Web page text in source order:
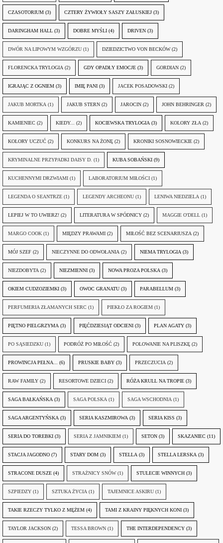
CZASOTORIUM (3) CZTERY ŻYWIOŁY SASZY ZAŁUSKIEJ (3)
DARINGHAM HALL (3) DOBRE MYŚLI (4) DRIVEN (3)
DWÓR NA LIPOWYM WZGÓRZU (1) DZIEDZICTWO VON BECKÓW (2)
FLORENCKA TRYLOGIA (2) GDY OPADŁY EMOCJE (3) GORDIAN (2)
IGRAJĄC Z OGNIEM (3) IMIĘ PANI (3) JACEK POSADOWSKI (2)
JAKUB MORTKA (1) JAKUB STERN (2) JAROCIN (2) JOHN BEHRINGER (2)
KAMIENIEC (2) KIEDY... (2) KOCIEWSKA TRYLOGIA (3) KOLORY ZŁA (2)
KOLORY UCZUĆ (2) KONKURS NA ŻONĘ (2) KRONIKI SOSNOWIECKIE (2)
KRYMINALNE PRZYPADKI DAISY D. (1) KUBA SOBAŃSKI (9)
KUCHENNYMI DRZWIAMI (1) LABORATORIUM MIŁOŚCI (1)
LEGENDA O SEANTRZE (1) LEGENDY ARCHEONU (1) LENIWA NIEDZIELA (1)
LEPIEJ W TO UWIERZ! (2) LITERATURA W SPÓDNICY (2) MAGGIE O'DELL (1)
MARGO COOK (1) MIĘDZY PRAWAMI (2) MIŁOŚĆ BEZ SCENARIUSZA (2)
MÓJ SZEF (2) NIECZYNNE DO ODWOŁANIA (2) NIEMA TRYLOGIA (3)
NIEZDOBYTA (2) NIEZMIENNI (3) NOWA PROZA POLSKA (3)
OKIEM CUDZOZIEMKI (3) OWOC GRANATU (3) PARABELLUM (3)
PERFUMERIA ZŁAMANYCH SERC (1) PIEKŁO ZA ROGIEM (1)
PIĘTNO PIELGRZYMA (3) PIĘĆDZIESIĄT ODCIENI (3) PLAN AGATY (3)
PO SĄSIEDZKU (1) PODRÓŻ PO MIŁOŚĆ (2) POLOWANIE NA PLISZKĘ (2)
PROWINCJA PEŁNA... (6) PRUSKIE BABY (3) PRZECZUCIA (2)
RAW FAMILY (2) RESORTOWE DZIECI (2) RÓŻA KRULL NA TROPIE (3)
SAGA BAŁKAŃSKA (3) SAGA POLSKA (1) SAGA WSCHODNIA (1)
SAGA ARGENTYŃSKA (3) SERIA KASZMIROWA (3) SERIA KISS (3)
SERIA DO TOREBKI (3) SERIA Z JAMNIKIEM (1) SETON (3) SKAZANIEC (11)
STACJA JAGODNO (7) STARY DOM (3) STELLA (3) STELLA LERSKA (3)
STRACONE DUSZE (4) STRAŻNICY SNÓW (1) STULECIE WINNYCH (3)
SZPIEDZY (1) SZTUKA ŻYCIA (1) TAJEMNICE ASKIRU (1)
TAKIE RZECZY TYLKO Z MĘŻEM (4) TAMI Z KRAINY PIĘKNYCH KONI (3)
TAYLOR JACKSON (2) TESSA BROWN (1) THE INTERDEPENDENCY (3)